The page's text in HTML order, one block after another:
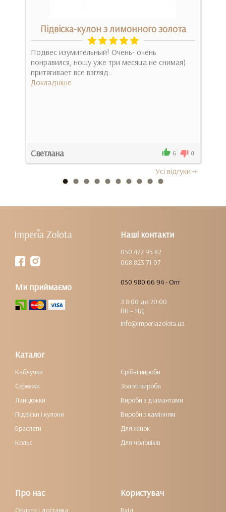
Підвіска-кулон з лимонного золота
Подвес изумительный! Очень- очень
понравился, ношу уже три месяца не снимая)
притягивает все взгляд..
Докладніше
Светлана 6 0
Усi вiдгуки
Наші контакти
050 472 95 82
068 823 71 07
050 980 66 94 - Опт
З 8:00 до 20:00
ПН – НД
info@imperiazolota.ua
Ми приймаємо
Каталог
Каблучки
Сережки
Ланцюжки
Підвіски і кулони
Браслети
Кольє
Срібні вироби
Золоті вироби
Вироби з діамантами
Вироби з камінням
Для жінок
Для чоловіків
Про нас
Оплата і доставка
Користувач
Вхід